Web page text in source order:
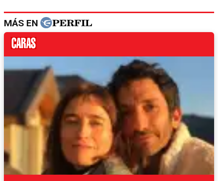
MÁS EN